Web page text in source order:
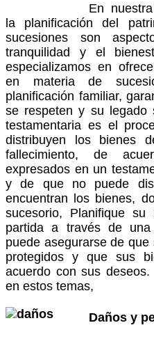
En
la planificación del
sucesiones son
tranquilidad y el
especializamos en
en materia de
planificación familiar,
se respeten y su
testamentaria es el
distribuyen los bienes
fallecimiento, de
expresados en un
y de que no puede
encuentran los bienes,
sucesorio, Planifique
partida a través de una
puede asegurarse de
protegidos y que sus
acuerdo con sus
en estos temas,
Daños y